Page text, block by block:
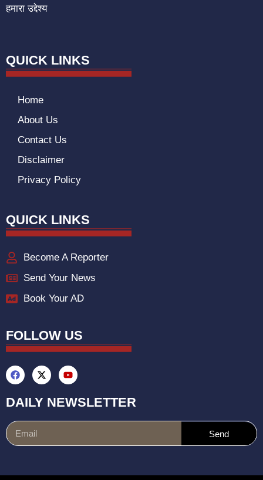
हमारा उद्देश्य
QUICK LINKS
Home
About Us
Contact Us
Disclaimer
Privacy Policy
QUICK LINKS
Become A Reporter
Send Your News
Book Your AD
FOLLOW US
DAILY NEWSLETTER
Send